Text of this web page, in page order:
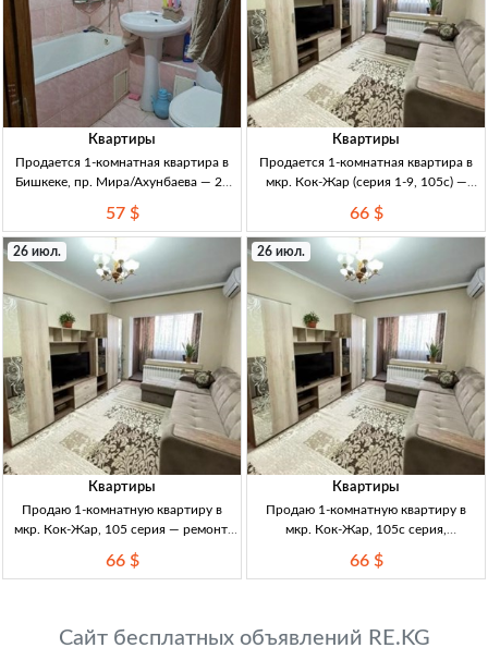
Квартиры
Продается 1-комнатная квартира в
Бишкеке, пр. Мира/Ахунбаева — 29
кирпич (хрущевка), 3/3 эт., с
ремонтом, Бишкек, пр. Мира/
Ахунбаева
57 $
Квартиры
Продается 1-комнатная квартира в
мкр. Кок-Жар (серия 1-9, 105с) —
Бишкек 1кв, Бишкек, мкр Кок-Жар;
35м², 1эт. Серия 1-9 105с; угловая,
утеплённая; лоджия застекл.+утепл.
(из
66 $
26 июл.
Квартиры
Продаю 1-комнатную квартиру в
мкр. Кок-Жар, 105 серия — ремонт,
35 м² 1кв, Бишкеκ, мкр Кок-Жар, 105
66 $
26 июл.
Квартиры
Продаю 1-комнатную квартиру в
мкр. Кок-Жар, 105с серия,
35 м² 1кв, Бишкек, мкр Кок-Жар. 35
66 $
Сайт бесплатных объявлений RE.KG